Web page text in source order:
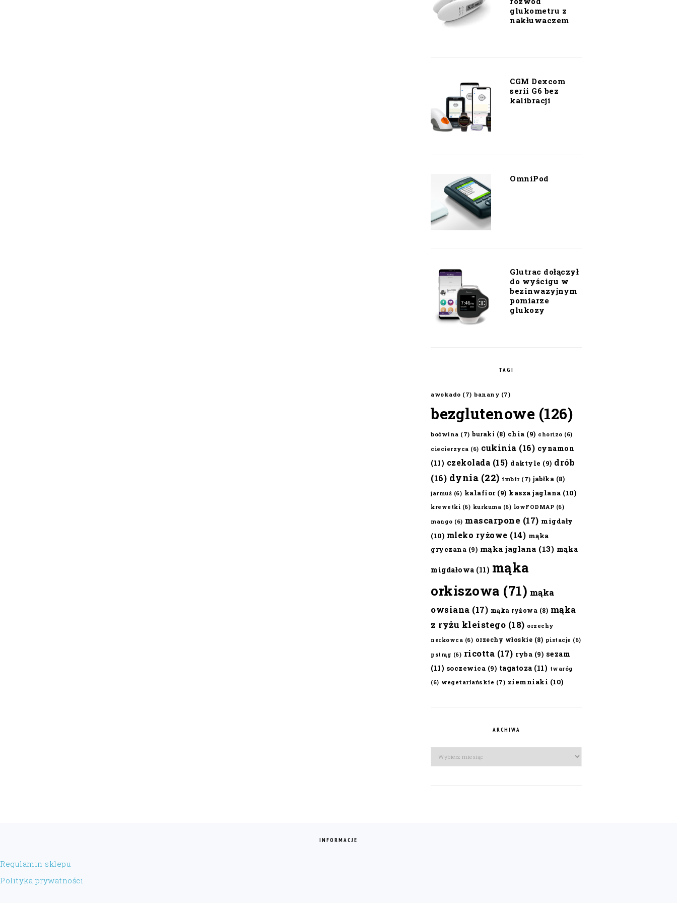
glukometru z
nakłuwaczem
CGM Dexcom
serii G6 bez
kalibracji
OmniPod
Glutrac dołączył
do wyścigu w
bezinwazyjnym
pomiarze
glukozy
TAGI
awokado (7) banany (7)
bezglutenowe (126)
boćwina (7) buraki (8) chia (9) chorizo (6)
ciecierzyca (6) cukinia (16) cynamon
(11) czekolada (15) daktyle (9) drób
(16) dynia (22) imbir (7) jabłka (8)
jarmuż (6) kalafior(9) kasza jaglana (10)
krewetki (6) kurkuma (6) lowFODMAP (6)
mango (6) mascarpone (17) migdały
(10) mleko ryżowe (14) mąka
gryczana (9) mąka jaglana (13) mąka
migdałowa (11) mąka
orkiszowa (71) mąka
owsiana (17) mąka ryżowa (8) mąka
z ryżu kleistego (18) orzechy
nerkowca (6) orzechy włoskie (8) pistacje (6)
pstrąg (6) ricotta (17) ryba (9) sezam
(11) soczewica (9) tagatoza (11) twaróg
(6) wegetariańskie (7) ziemniaki (10)
ARCHIWA
Archiwa
INFORMACJE
Regulamin sklepu
Polityka prywatności